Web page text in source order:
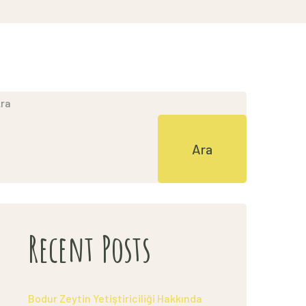
Ara
Recent Posts
Bodur Zeytin Yetiştiriciliği Hakkında